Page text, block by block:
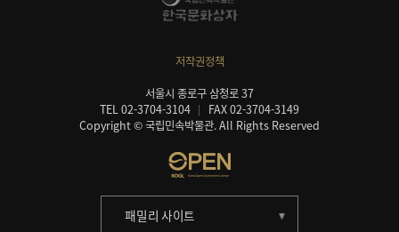
저작권정책
서울시 종로구 삼청로 37
TEL 02-3704-3104
FAX 02-3704-3149
Copyright © 국립민속박물관. All Rights Reserved
패밀리 사이트